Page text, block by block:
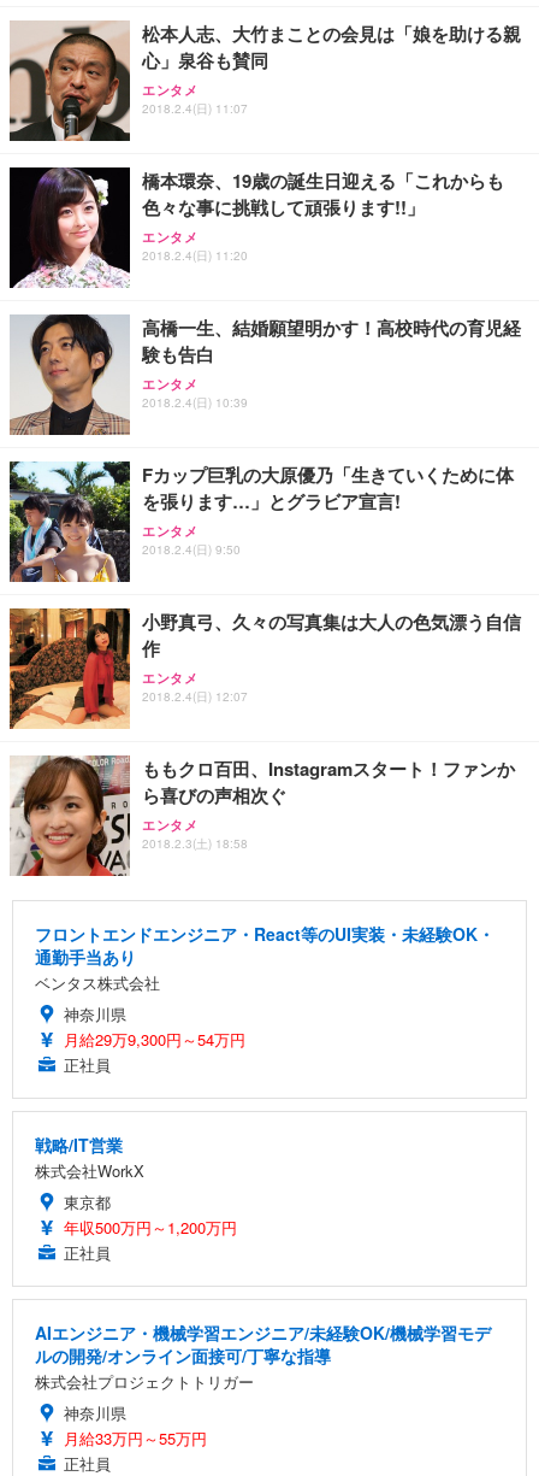
松本人志、大竹まことの会見は「娘を助ける親
心」泉谷も賛同
エンタメ
2018.2.4(日) 11:07
橋本環奈、19歳の誕生日迎える「これからも
色々な事に挑戦して頑張ります!!」
エンタメ
2018.2.4(日) 11:20
高橋一生、結婚願望明かす！高校時代の育児経
験も告白
エンタメ
2018.2.4(日) 10:39
Fカップ巨乳の大原優乃「生きていくために体
を張ります…」とグラビア宣言!
エンタメ
2018.2.4(日) 9:50
小野真弓、久々の写真集は大人の色気漂う自信
作
エンタメ
2018.2.4(日) 12:07
ももクロ百田、Instagramスタート！ファンか
ら喜びの声相次ぐ
エンタメ
2018.2.3(土) 18:58
フロントエンドエンジニア・React等のUI実装・未経験OK・
通勤手当あり
ベンタス株式会社
神奈川県
月給29万9,300円～54万円
正社員
戦略/IT営業
株式会社WorkX
東京都
年収500万円～1,200万円
正社員
AIエンジニア・機械学習エンジニア/未経験OK/機械学習モデ
ルの開発/オンライン面接可/丁寧な指導
株式会社プロジェクトトリガー
神奈川県
月給33万円～55万円
正社員